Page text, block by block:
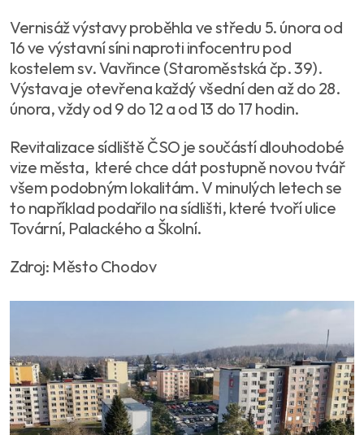
Vernisáž výstavy proběhla ve středu 5. února od
16 ve výstavní síni naproti infocentru pod
kostelem sv. Vavřince (Staroměstská čp. 39).
Výstava je otevřena každý všední den až do 28.
února, vždy od 9 do 12 a od 13 do 17 hodin.
Revitalizace sídliště ČSO je součástí dlouhodobé
vize města, které chce dát postupně novou tvář
všem podobným lokalitám. V minulých letech se
to například podařilo na sídlišti, které tvoří ulice
Tovární, Palackého a Školní.
Zdroj: Město Chodov